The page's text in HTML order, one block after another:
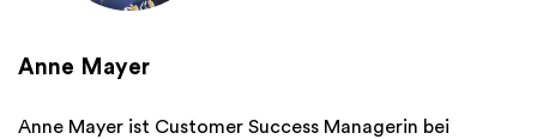
Anne Mayer
Anne Mayer ist Customer Success Managerin bei